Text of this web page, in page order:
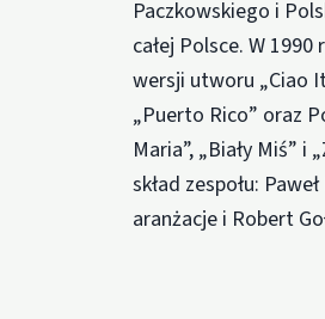
Paczkowskiego i
całej Polsce. W
wersji utworu „Ciao
„Puerto Rico” oraz
Maria”, „Biały Miś”
skład zespołu:
aranżacje i Robert